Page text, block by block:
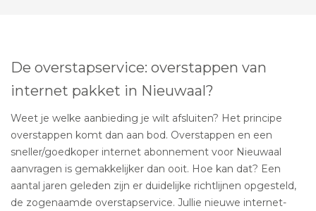
De overstapservice: overstappen van
internet pakket in Nieuwaal?
Weet je welke aanbieding je wilt afsluiten? Het principe
overstappen komt dan aan bod. Overstappen en een
sneller/goedkoper internet abonnement voor Nieuwaal
aanvragen is gemakkelijker dan ooit. Hoe kan dat? Een
aantal jaren geleden zijn er duidelijke richtlijnen opgesteld,
de zogenaamde overstapservice. Jullie nieuwe internet-